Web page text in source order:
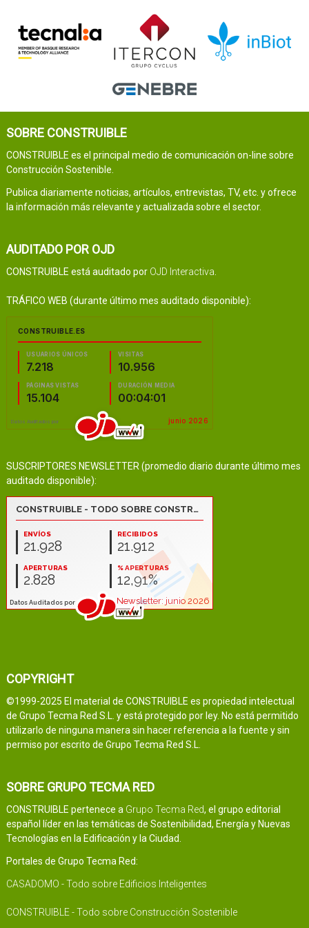
SOBRE CONSTRUIBLE
CONSTRUIBLE es el principal medio de comunicación on-line sobre
Construcción Sostenible.
Publica diariamente noticias, artículos, entrevistas, TV, etc. y ofrece
la información más relevante y actualizada sobre el sector.
AUDITADO POR OJD
CONSTRUIBLE está auditado por OJD Interactiva
TRÁFICO WEB (durante último mes auditado disponible):
SUSCRIPTORES NEWSLETTER (promedio diario durante último mes
auditado disponible):
COPYRIGHT
©1999-2025 El material de CONSTRUIBLE es propiedad intelectual
de Grupo Tecma Red S.L. y está protegido por ley. No está permitido
utilizarlo de ninguna manera sin hacer referencia a la fuente y sin
permiso por escrito de Grupo Tecma Red S.L.
SOBRE GRUPO TECMA RED
CONSTRUIBLE pertenece a Grupo Tecma Red, el grupo editorial
español líder en las temáticas de Sostenibilidad, Energía y Nuevas
Tecnologías en la Edificación y la Ciudad.
Portales de Grupo Tecma Red:
CASADOMO - Todo sobre Edificios Inteligentes
CONSTRUIBLE - Todo sobre Construcción Sostenible